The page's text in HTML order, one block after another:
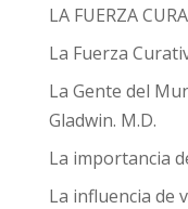
LA FUERZA
La Fuerza
La Gente del
Gladwin. M.D.
La importancia
La influencia de